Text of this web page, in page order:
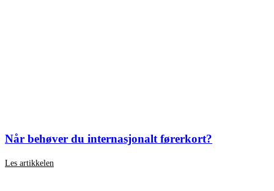
Når behøver du internasjonalt førerkort?
Les artikkelen